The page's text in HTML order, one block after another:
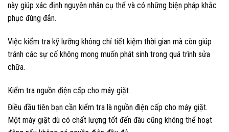
này giúp xác định nguyên nhân cụ thể và có những biện pháp khắc
phục đúng đắn.
Việc kiểm tra kỹ lưỡng không chỉ tiết kiệm thời gian mà còn giúp
tránh các sự cố không mong muốn phát sinh trong quá trình sửa
chữa.
Kiểm tra nguồn điện cấp cho máy giặt
Điều đầu tiên bạn cần kiểm tra là nguồn điện cấp cho máy giặt.
Một máy giặt dù có chất lượng tốt đến đâu cũng không thể hoạt